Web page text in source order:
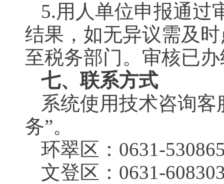
5.用人单位申报通过
结果，如无异议需及
至税务部门。审核已
七、联系方式
系统使用技术咨询客
务”。
环翠区：0631-
文登区：0631-